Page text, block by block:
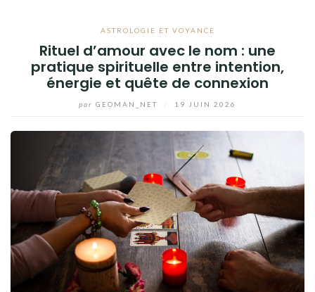
ASTROLOGIE ET VOYANCE
Rituel d’amour avec le nom : une
pratique spirituelle entre intention,
énergie et quête de connexion
par GEOMAN_NET 19 JUIN 2026